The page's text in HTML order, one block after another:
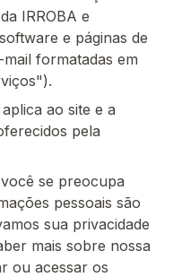
IRROBA e
e páginas de
formatadas em
ao site e a
pela
se preocupa
pessoais são
sua privacidade
mais sobre nossa
ou acessar os